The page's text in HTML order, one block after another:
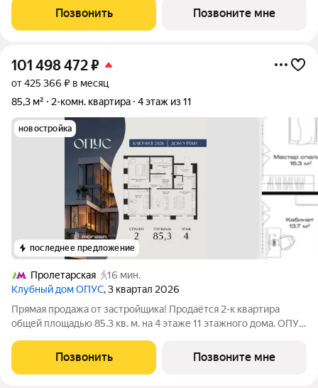
концепции Responsive Environment. Его пространство не
статично, оно
Позвонить Позвоните мне
101 498 472₽
от 425 366 ₽ в месяц
85,3 м²
2-комн. квартира 4 этаж из 11
новостройка
последнее предложение
Пролетарская
16 мин.
Клубный дом ОПУС, 3 квартал 2026
Прямая продажа от застройщика! Продаётся 2-к квартира
общей площадью 85.3 кв. м. на 4 этаже 11 этажного дома. ОПУС
проект премиум-класса от девелопера PIONEER с
архитектурной концепцией от
Позвонить Позвоните мне